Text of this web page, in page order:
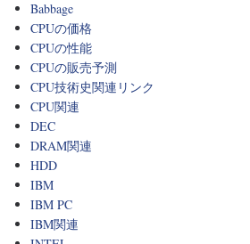
Babbage
CPUの価格
CPUの性能
CPUの販売予測
CPU技術史関連リンク
CPU関連
DEC
DRAM関連
HDD
IBM
IBM PC
IBM関連